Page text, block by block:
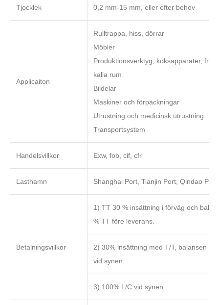
Tjocklek 0,2 mm-15 mm, eller efter behov
Applicaiton
Rulltrappa, hiss, dörrar
Möbler
Produktionsverktyg, köksapparater,
kalla rum
Bildelar
Maskiner och förpackningar
Utrustning och medicinsk utrustning
Transportsystem
Handelsvillkor Exw, fob, cif, cfr
Lasthamn Shanghai Port, Tianjin Port, Qindao Port
Betalningsvillkor
1) TT 30 % insättning i förväg och
% TT före leverans.
2) 30% insättning med T/T, balansen
vid synen.
3) 100% L/C vid synen.